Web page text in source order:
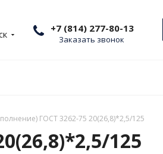
+7 (814) 277-80-13
Заказать звонок
ГОСТ 3262-75 20(26,8)*2,5/125
125